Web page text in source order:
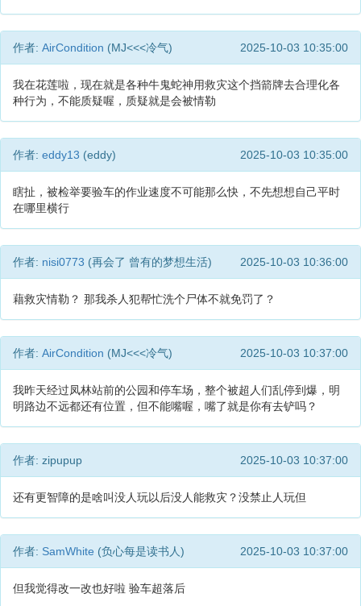
作者: AirCondition (MJ<<<冷气) 2025-10-03 10:35:00
我在花莲啦，现在就是各种牛鬼蛇神用救灾这个挡箭牌去合理化各
种行为，不能质疑喔，质疑就是会被情勒
作者: eddy13 (eddy) 2025-10-03 10:35:00
瞎扯，被检举要验车的作业速度不可能那么快，不先想想自己平时
在哪里横行
作者: nisi0773 (再会了 曾有的梦想生活) 2025-10-03 10:36:00
藉救灾情勒？ 那我杀人犯帮忙洗个尸体不就免罚了？
作者: AirCondition (MJ<<<冷气) 2025-10-03 10:37:00
我昨天经过凤林站前的公园和停车场，整个被超人们乱停到爆，明
明路边不远都还有位置，但不能嘴喔，嘴了就是你有去铲吗？
作者: zipupup 2025-10-03 10:37:00
还有更智障的是啥叫没人玩以后没人能救灾？没禁止人玩但
作者: SamWhite (负心每是读书人) 2025-10-03 10:37:00
但我觉得改一改也好啦 验车超落后